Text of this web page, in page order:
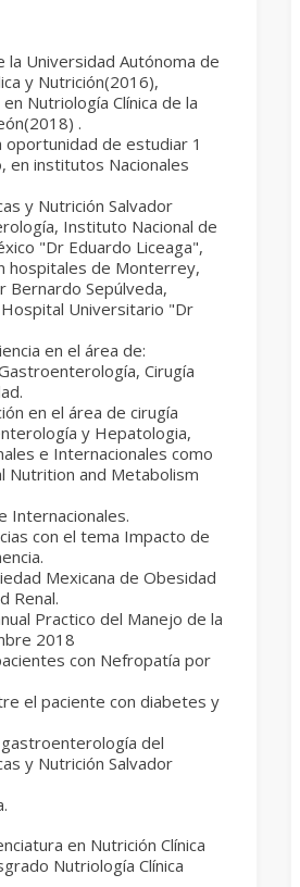
la Universidad Autónoma de
y Nutrición(2016),
Nutriología Clínica de la
.
de estudiar 1
en institutos Nacionales
y Nutrición Salvador
Instituto Nacional de
"Dr Eduardo Liceaga",
hospitales de Monterrey,
Bernardo Sepúlveda,
Universitario "Dr
en el área de:
Cirugía
en el área de cirugía
y Hepatologia,
e Internacionales como
Nutrition and Metabolism
Internacionales.
con el tema Impacto de
Mexicana de Obesidad
Renal.
Practico del Manejo de la
2018
con Nefropatía por
el paciente con diabetes y
del
y Nutrición Salvador
en Nutrición Clínica
Nutriología Clínica